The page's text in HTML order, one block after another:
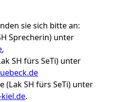
sie sich bitte an:
Sprecherin) unter
,
SH fürs SeTi) unter
(Lak SH fürs SeTi) unter
.